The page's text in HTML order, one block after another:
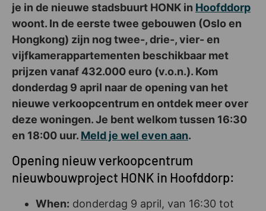
je in de nieuwe stadsbuurt HONK in Hoofddorp
woont. In de eerste twee gebouwen (Oslo en
Hongkong) zijn nog twee-, drie-, vier- en
vijfkamerappartementen beschikbaar met
prijzen vanaf 432.000 euro (v.o.n.). Kom
donderdag 9 april naar de opening van het
nieuwe verkoopcentrum en ontdek meer over
deze woningen. Je bent welkom tussen 16:30
en 18:00 uur. Meld je wel even aan.
Opening nieuw verkoopcentrum
nieuwbouwproject HONK in Hoofddorp:
When: donderdag 9 april, van 16:30 tot